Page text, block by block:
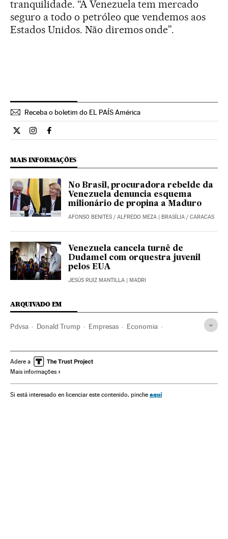
tranquilidade. “A Venezuela tem mercado
seguro a todo o petróleo que vendemos aos
Estados Unidos. Não diremos onde”.
Receba o boletim do EL PAÍS América
Internacional El País Brasil en Twitter
Internacional El País Brasil en Instagram
Internacional El País Brasil en Facebook
MAIS INFORMAÇÕES
No Brasil, procuradora rebelde da
Venezuela denuncia esquema
milionário de propina a Maduro
AFONSO BENITES / ALFREDO MEZA | BRASÍLIA / CARACAS
Venezuela cancela turnê de
Dudamel com orquestra juvenil
pelos EUA
JESÚS RUIZ MANTILLA | MADRI
ARQUIVADO EM
Pdvsa Donald Trump Empresas Economia
Venezuela Parlamento
América Latina
Adere a
Mais informações
Si está interesado en licenciar este contenido, pinche aquí